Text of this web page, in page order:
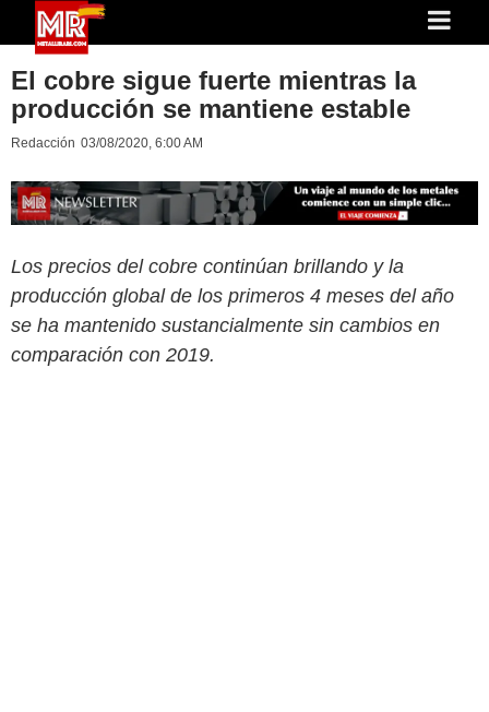
El cobre sigue fuerte mientras la
producción se mantiene estable
Redacción 03/08/2020, 6:00 AM
Los precios del cobre continúan brillando y la
producción global de los primeros 4 meses del año
se ha mantenido sustancialmente sin cambios en
comparación con 2019.